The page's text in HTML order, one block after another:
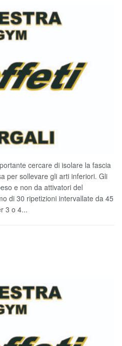
cercare di isolare la fascia
per sollevare gli arti inferiori. Gli
e non da attivatori del
di 30 ripetizioni intervallate da 45
3 o 4...